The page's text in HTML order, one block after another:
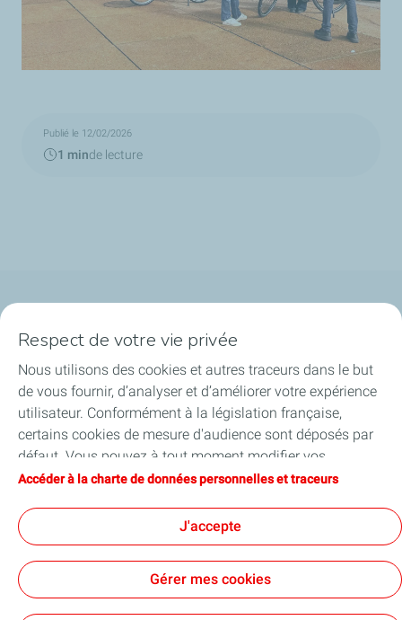
Publié le 12/02/2026
1 minde lecture
Notre ancrage territorial
Financer les entreprises
Soutenir les projets industriels
Accompagner à l'international
Respect de votre vie privée
Nous utilisons des cookies et autres traceurs dans le but
de vous fournir, d’analyser et d’améliorer votre expérience
utilisateur. Conformément à la législation française,
certains cookies de mesure d'audience sont déposés par
défaut. Vous pouvez à tout moment modifier vos
paramètres de cookies en cliquant sur le bouton « Gérer
vous acceptez le dépôt de l’ensemble des cookies. Dans le
cas où vous cliquez sur « Je refuse », seuls les cookies
techniques nécessaires au bon fonctionnement du site
seront utilisés. Pour plus d’informations, vous pouvez
Accéder à la charte de données personnelles et traceurs
J'accepte
Gérer mes cookies